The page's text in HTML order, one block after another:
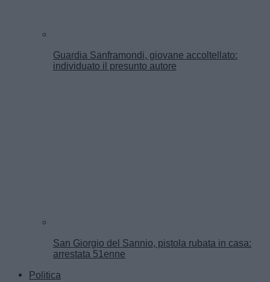
Guardia Sanframondi, giovane accoltellato:
individuato il presunto autore
San Giorgio del Sannio, pistola rubata in casa:
arrestata 51enne
Politica